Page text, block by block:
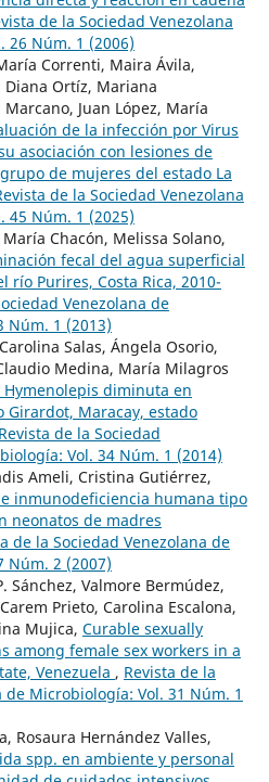
de la Sociedad Venezolana
26 Núm. 1 (2006)
Correnti, Maira Ávila,
Ortíz, Mariana
Juan López, María
de la infección por Virus
asociación con lesiones de
de mujeres del estado La
de la Sociedad Venezolana
45 Núm. 1 (2025)
Chacón, Melissa Solano,
fecal del agua superficial
río Purires, Costa Rica, 2010-
Venezolana de
Núm. 1 (2013)
Salas, Ángela Osorio,
Medina, María Milagros
diminuta en
Maracay, estado
Revista de la Sociedad
Vol. 34 Núm. 1 (2014)
Ameli, Cristina Gutiérrez,
inmunodeficiencia humana tipo
neonatos de madres
de la Sociedad Venezolana de
Núm. 2 (2007)
Sánchez, Valmore Bermúdez,
Prieto, Carolina Escalona,
Mujica, Curable sexually
among female sex workers in a
Venezuela , Revista de la
de Microbiología: Vol. 31 Núm. 1
Rosaura Hernández Valles,
spp. en ambiente y personal